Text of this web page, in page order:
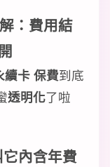
：費用結
續卡 保費到底
透明化了啦
內含年費